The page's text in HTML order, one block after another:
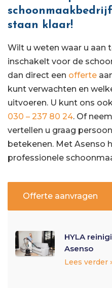
staan klaar!
Wilt u weten waar u aan
inschakelt voor de
dan direct een offerte
kunt verwachten en
uitvoeren. U kunt ons
030 – 237 80 24. Of neem
vertellen u graag
betekenen. Met Asenso
professionele
Offerte aanvragen
HYLA
Asenso
Lees verder